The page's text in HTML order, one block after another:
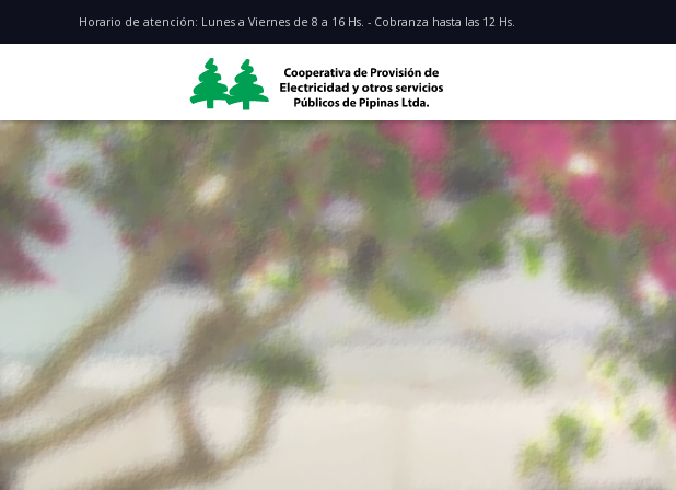
Horario de atención: Lunes a Viernes de 8 a 16 Hs. - Cobranza hasta las 12 Hs.